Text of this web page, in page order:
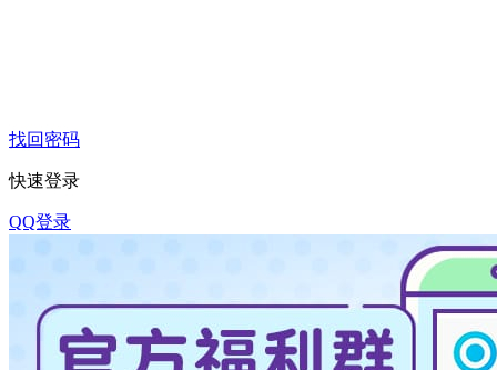
找回密码
快速登录
QQ登录